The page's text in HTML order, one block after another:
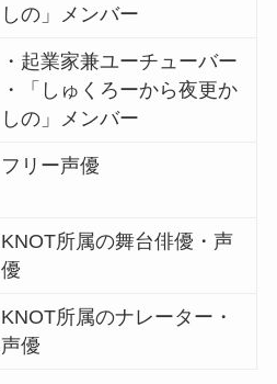
しの」メンバー
・起業家兼ユーチューバー
・「しゅくろーから夜更か
しの」メンバー
フリー声優
KNOT所属の舞台俳優・声
優
KNOT所属のナレーター・
声優